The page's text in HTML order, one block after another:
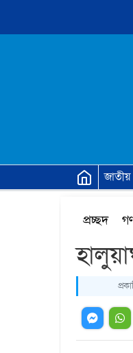
জাতীয়
প্রচ্ছদ